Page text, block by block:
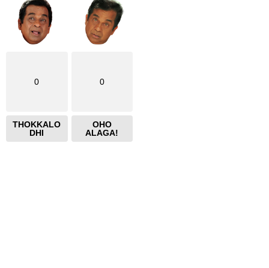
0
THOKKALO
DHI
0
OHO
ALAGA!